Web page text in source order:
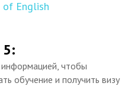
English
чтобы
обучение и получить визу